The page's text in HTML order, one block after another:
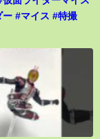
ー #マイス #特撮